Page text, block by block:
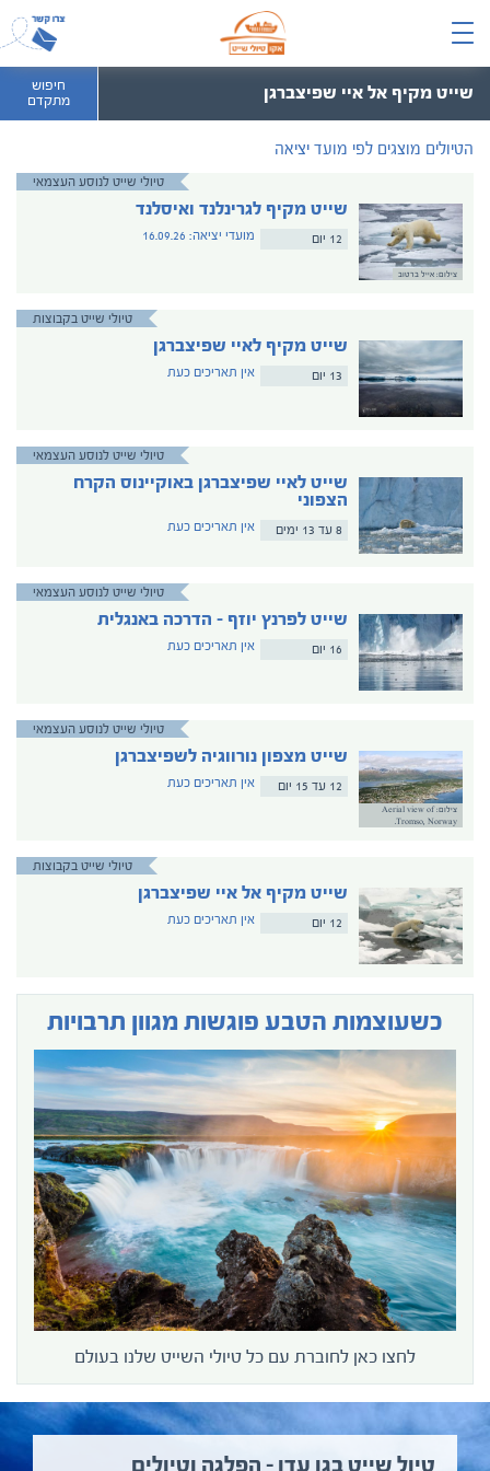
שייט מקיף אל איי שפיצברגן
חיפוש
מתקדם
הטיולים מוצגים לפי מועד יציאה
טיולי שייט לנוסע העצמאי
צילום: אייל ברטוב
שייט מקיף לגרינלנד ואיסלנד
12 יום מועדי יציאה: 16.09.26
טיולי שייט בקבוצות
שייט מקיף לאיי שפיצברגן
13 יום אין תאריכים כעת
טיולי שייט לנוסע העצמאי
שייט לאיי שפיצברגן באוקיינוס הקרח
הצפוני
8 עד 13 ימים אין תאריכים כעת
טיולי שייט לנוסע העצמאי
שייט לפרנץ יוזף – הדרכה באנגלית
16 יום אין תאריכים כעת
טיולי שייט לנוסע העצמאי
צילום: Aerial view of
Tromso, Norway.
שייט מצפון נורווגיה לשפיצברגן
12 עד 15 יום אין תאריכים כעת
טיולי שייט בקבוצות
שייט מקיף אל איי שפיצברגן
12 יום אין תאריכים כעת
כשעוצמות הטבע פוגשות מגוון תרבויות
לחצו כאן לחוברת עם כל טיולי השייט שלנו בעולם
טיול שייט בגן עדן – הפלגה וטיולים